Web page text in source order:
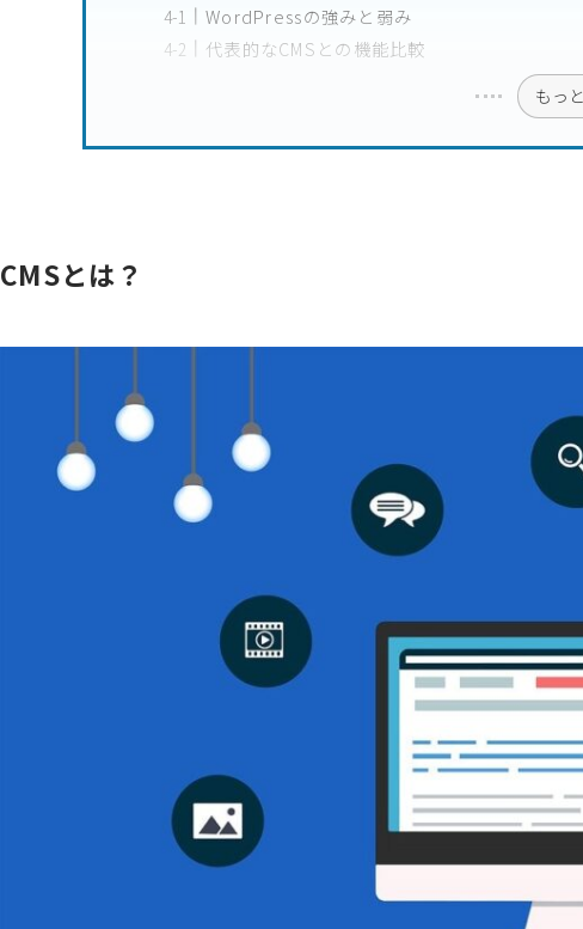
WordPressの強みと弱み
代表的なCMSとの機能比較
もっ
CMSとは？